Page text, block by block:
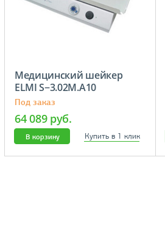
Медицинский шейкер
ELMI S−3.02M.A10
Под заказ
64 089 руб.
В корзину Купить в 1 клик